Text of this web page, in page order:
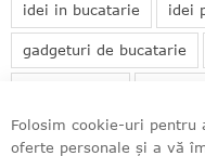
idei in bucatarie idei
gadgeturi de bucatarie
set
Folosim cookie-uri
oferte personale și a vă